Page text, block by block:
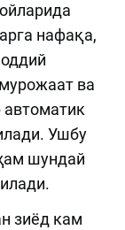
нафақа,
ва
автоматик
Ушбу
шундай
зиёд кам